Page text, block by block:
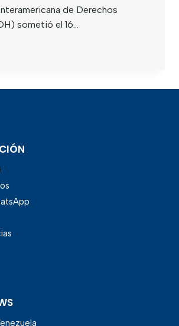
de Derechos
sometió el 16…